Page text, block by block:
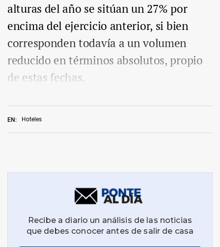
EN: Hoteles
alturas del año se sitúan un 27% por
encima del ejercicio anterior, si bien
corresponden todavía a un volumen
reducido en términos absolutos, propio
de estas fechas.